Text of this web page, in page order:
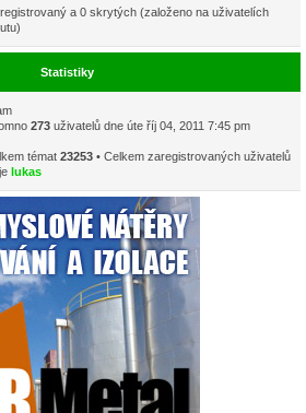
a 0 skrytých (založeno na uživatelích
Statistiky
273 uživatelů dne úte říj 04, 2011 7:45 pm
témat 23253 • Celkem zaregistrovaných uživatelů
lukas